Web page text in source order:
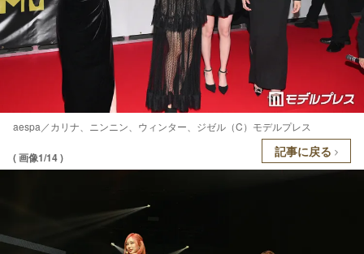
aespa／カリナ、ニンニン、ウィンター、ジゼル（C）モデルプレス
( 画像1/14 ) 記事に戻る